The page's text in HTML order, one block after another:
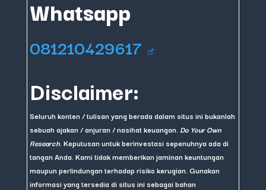
Whatsapp
081210429617
Disclaimer:
Seluruh konten / tulisan yang berada dalam situs ini bukanlah
sebuah ajakan / anjuran / nasihat keuangan. Do Your Own
Research . Keputusan untuk berinvestasi sepenuhnya ada di
tangan Anda. Kami tidak memberikan jaminan keuntungan
maupun perlindungan terhadap risiko kerugian. Gunakan
informasi yang tersedia di situs ini sebagai bahan